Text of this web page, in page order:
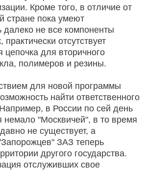
Кроме того, в отличие от
стране пока умеют
далеко не все компоненты
отсутствует
цепочка для вторичного
полимеров и резины.
для новой программы
найти ответственного
в России по сей день
немало "Москвичей", в то время
не существует, а
ЗАЗ теперь
другого государства.
отслуживших свое